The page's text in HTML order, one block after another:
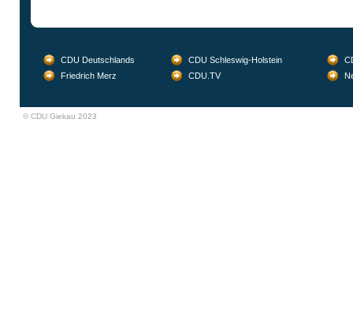
CDU Deutschlands CDU Schleswig-Holstein
Friedrich Merz
CDU.TV
© CDU Giekau 2023